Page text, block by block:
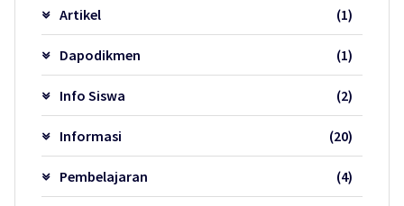
Artikel (1)
Dapodikmen (1)
Info Siswa (2)
Informasi (20)
Pembelajaran (4)